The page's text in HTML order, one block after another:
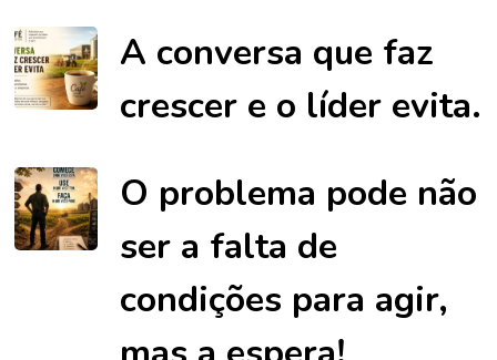
A conversa que faz
crescer e o líder evita.
O problema pode não
ser a falta de
condições para agir,